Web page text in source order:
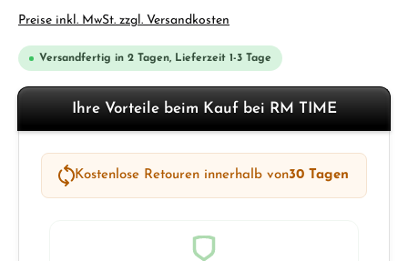
Preise inkl. MwSt. zzgl. Versandkosten
Versandfertig in 2 Tagen, Lieferzeit 1-3 Tage
Ihre Vorteile beim Kauf bei RM TIME
Kostenlose Retouren innerhalb von30 Tagen